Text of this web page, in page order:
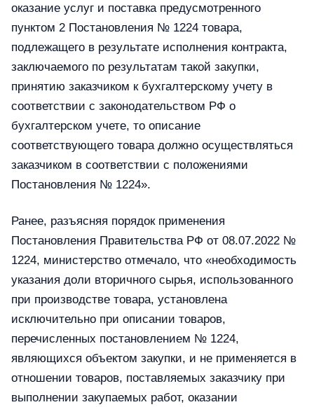
оказание услуг и поставка предусмотренного
пунктом 2 Постановления № 1224 товара,
подлежащего в результате исполнения контракта,
заключаемого по результатам такой закупки,
принятию заказчиком к бухгалтерскому учету в
соответствии с законодательством РФ о
бухгалтерском учете, то описание
соответствующего товара должно осуществляться
заказчиком в соответствии с положениями
Постановления № 1224».
Ранее, разъясняя порядок применения
Постановления Правительства РФ от 08.07.2022 №
1224, министерство отмечало, что «необходимость
указания доли вторичного сырья, использованного
при производстве товара, установлена
исключительно при описании товаров,
перечисленных постановлением № 1224,
являющихся объектом закупки, и не применяется в
отношении товаров, поставляемых заказчику при
выполнении закупаемых работ, оказании